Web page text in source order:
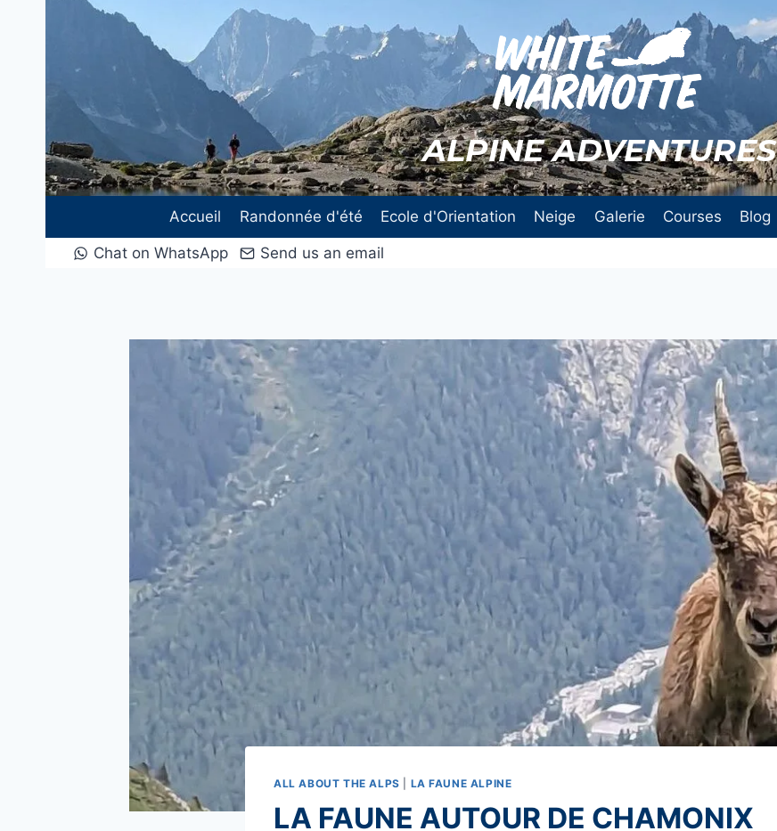
ALPINE ADVENTURES
Accueil Randonnée d'été Ecole d'Orientation Neige Galerie Courses Blog
Chat on WhatsApp Send us an email
ALL ABOUT THE ALPS LA FAUNE ALPINE
LA FAUNE AUTOUR DE CHAMONIX